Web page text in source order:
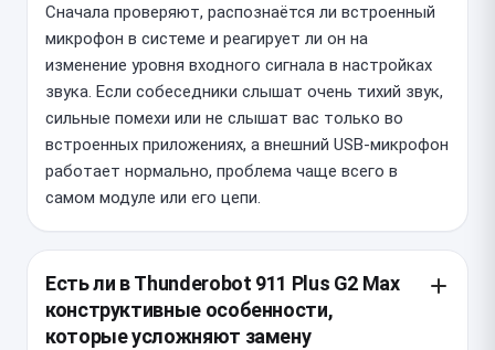
Сначала проверяют, распознаётся ли встроенный
микрофон в системе и реагирует ли он на
изменение уровня входного сигнала в настройках
звука. Если собеседники слышат очень тихий звук,
сильные помехи или не слышат вас только во
встроенных приложениях, а внешний USB-микрофон
работает нормально, проблема чаще всего в
самом модуле или его цепи.
Есть ли в Thunderobot 911 Plus G2 Max
конструктивные особенности,
которые усложняют замену